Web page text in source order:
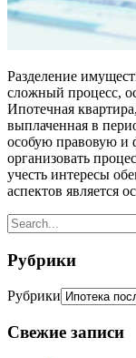
Разделение
сложный процесс,
Ипотечная
выплаченная в
особую правовую и
организовать
учесть интересы
аспектов является
Рубрики
Рубрики
Свежие записи